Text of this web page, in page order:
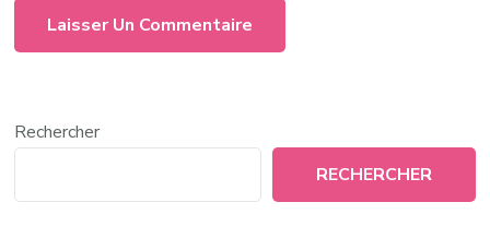
Rechercher
RECHERCHER